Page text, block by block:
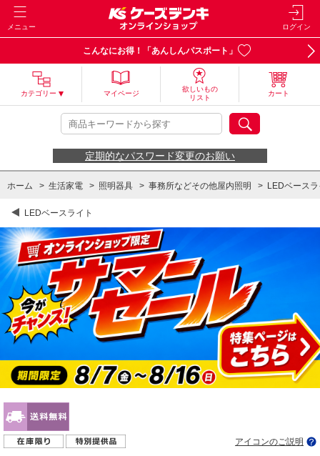
メニュー ログイン
こんなにお得！「あんしんパスポート」
カテゴリー マイページ
欲しいもの
リスト
カート
定期的なパスワード変更のお願い
ホーム > 生活家電 > 照明器具 > 事務所などその他屋内照明 > LEDベース
LEDベースライト
アイコンのご説明